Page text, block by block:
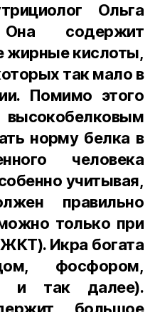
Ольга
содержит
жирные кислоты,
так мало в
Помимо этого
норму белка в
человека
учитывая,
правильно
только при
Икра богата
фосфором,
и так далее).